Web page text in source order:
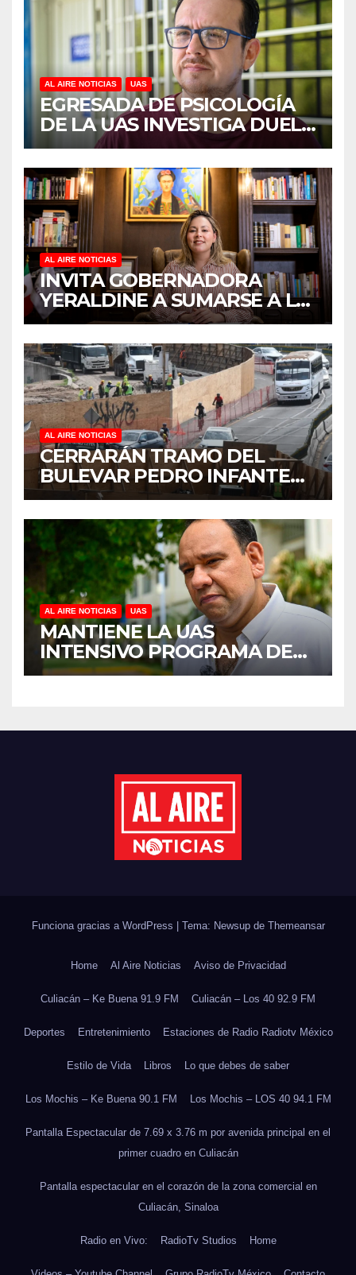
AL AIRE NOTICIAS UAS
EGRESADA DE PSICOLOGÍA
DE LA UAS INVESTIGA DUELO
ANTICIPADO Y SOBRECARGA
EN CUIDADORES DE
ADULTOS MAYORES
AL AIRE NOTICIAS
INVITA GOBERNADORA
YERALDINE A SUMARSE A LA
JORNADA NACIONAL DE
REFORESTACIÓN;
PLANTARÁN 6.6 MILLONES
DE ÁRBOLES
AL AIRE NOTICIAS
CERRARÁN TRAMO DEL
BULEVAR PEDRO INFANTE
PARA ACELERAR OBRAS
ANTES DEL REGRESO A
CLASES
AL AIRE NOTICIAS UAS
MANTIENE LA UAS
INTENSIVO PROGRAMA DE
MANTENIMIENTO Y
DEL CICLO ESCOLAR 2026-
Funciona gracias a WordPress Tema: Newsup de Themeansar
Home Al Aire Noticias Aviso de Privacidad
Culiacán – Ke Buena 91.9 FM Culiacán – Los 40 92.9 FM
Deportes Entretenimiento Estaciones de Radio Radiotv México
Estilo de Vida Libros Lo que debes de saber
Los Mochis – Ke Buena 90.1 FM Los Mochis – LOS 40 94.1 FM
Pantalla Espectacular de 7.69 x 3.76 m por avenida principal en el
primer cuadro en Culiacán
Pantalla espectacular en el corazón de la zona comercial en
Culiacán, Sinaloa
Radio en Vivo: RadioTv Studios Home